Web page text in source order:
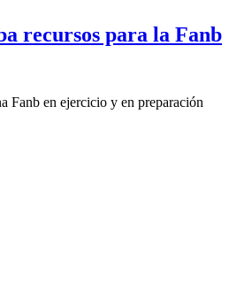
recursos para la Fanb
Fanb en ejercicio y en preparación